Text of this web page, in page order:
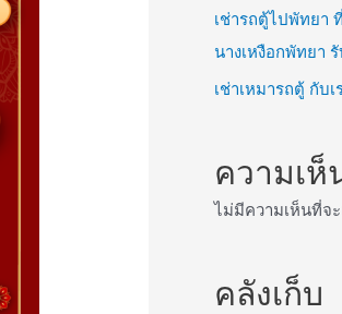
เช่ารถตู้ไปพัทยา
นางเหงือกพัทยา
เช่าเหมารถตู้ กับเ
ความเห็
ไม่มีความเห็นที่จ
คลังเก็บ